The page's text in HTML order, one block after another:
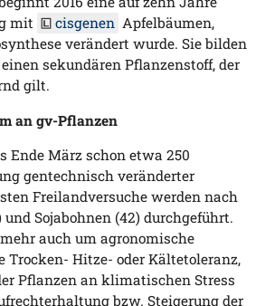
mit
cisgenen Apfelbäumen,
verändert wurde. Sie bilden
sekundären Pflanzenstoff, der
gilt.
an gv-Pflanzen
Ende März schon etwa 250
gentechnisch veränderter
Freilandversuche werden nach
und Sojabohnen (42) durchgeführt.
auch um agronomische
Hitze- oder Kältetoleranz,
Pflanzen an klimatischen Stress
bzw. Steigerung der